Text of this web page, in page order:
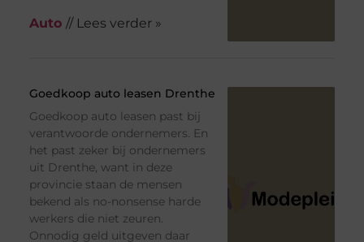
Auto // Lees verder »
Goedkoop auto leasen Drenthe
Goedkoop auto leasen past bij
verantwoorde ondernemers. En
het past zeker bij ondernemers
uit Drenthe, want in deze
provincie staan de mensen
bekend als no-nonsense harde
werkers die niet zeuren.
Onnodig geld uitgeven daar